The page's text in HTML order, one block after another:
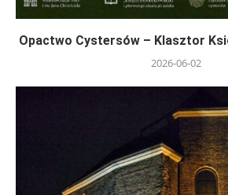
Opactwo Cystersów – Klasztor
2026-06-02